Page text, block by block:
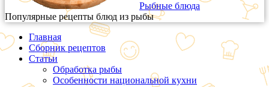
Рыбные блюда
Популярные рецепты блюд из рыбы
Главная
Сборник рецептов
Статьи
Обработка рыбы
Особенности национальной кухни